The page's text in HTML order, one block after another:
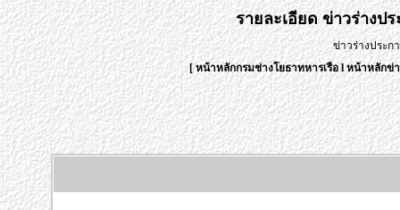
รายละเอียดข่าวร่างป
ข่าวร่างประก
[หน้าหลักกรมช่างโยธาทหารเรือlหน้าหลักข่